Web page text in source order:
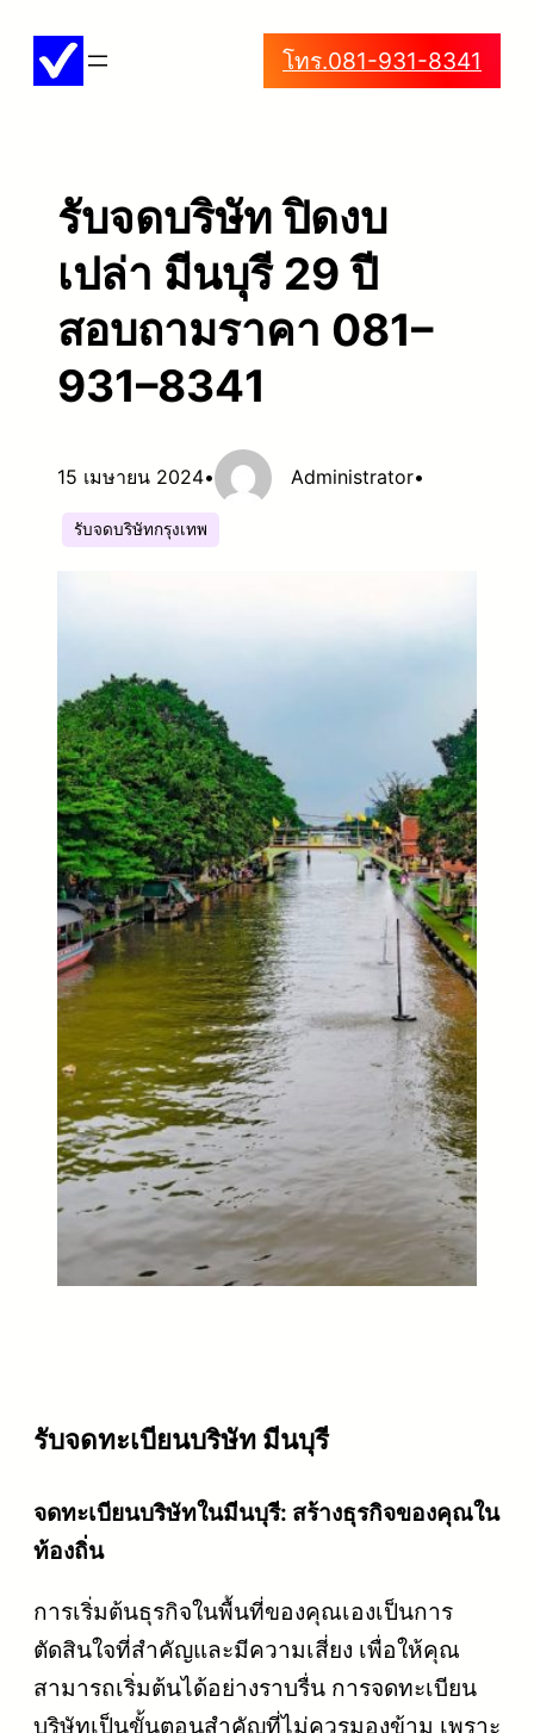
โทร.081-931-8341
รับจดบริษัท ปิดงบ
เปล่า มีนบุรี 29 ปี
สอบถามราคา 081–
931–8341
15 เมษายน 2024• Administrator•
รับจดบริษัทกรุงเทพ
รับจดทะเบียนบริษัท มีนบุรี
จดทะเบียนบริษัทในมีนบุรี: สร้างธุรกิจของคุณใน
ท้องถิ่น
การเริ่มต้นธุรกิจในพื้นที่ของคุณเองเป็นการ
ตัดสินใจที่สำคัญและมีความเสี่ยง เพื่อให้คุณ
สามารถเริ่มต้นได้อย่างราบรื่น การจดทะเบียน
บริษัทเป็นขั้นตอนสำคัญที่ไม่ควรมองข้าม เพราะ